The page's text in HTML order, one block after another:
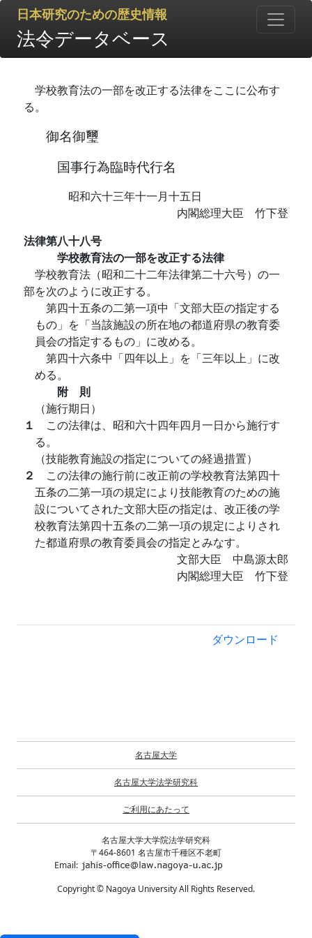
日本研究のための歴史情報
法令データベース
学校教育法の一部を改正する法律をここに公布す
る。
御名御璽
国事行為臨時代行名
昭和六十三年十一月十五日
内閣総理大臣 竹下登
法律第八十八号
学校教育法の一部を改正する法律
学校教育法（昭和二十二年法律第二十六号）の一
部を次のように改正する。
第四十五条の二第一項中「文部大臣の指定する
もの」を「当該施設の所在地の都道府県の教育委
員会の指定するもの」に改める。
第四十六条中「四年以上」を「三年以上」に改
める。
附 則
（施行期日）
１ この法律は、昭和六十四年四月一日から施行す
る。
（技能教育施設の指定についての経過措置）
２ この法律の施行前に改正前の学校教育法第四十
五条の二第一項の規定により技能教育のための施
設についてされた文部大臣の指定は、改正後の学
校教育法第四十五条の二第一項の規定によりされ
た都道府県の教育委員会の指定とみなす。
文部大臣 中島源太郎
内閣総理大臣 竹下登
ダウンロード
名古屋大学
名古屋大学法学研究科
ご利用にあたって
名古屋大学大学院法学研究科
〒464-8601 名古屋市千種区不老町
Email:
Copyright © Nagoya University All Rights Reserved.